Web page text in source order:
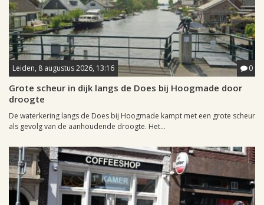
Leiden, 8 augustus 2026, 13:16 0
Grote scheur in dijk langs de Does bij Hoogmade door
droogte
De waterkering langs de Does bij Hoogmade kampt met een grote scheur
als gevolg van de aanhoudende droogte. Het...